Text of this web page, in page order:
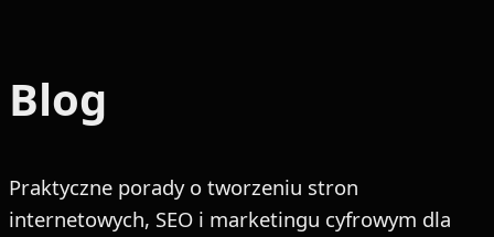
Blog
Praktyczne porady o tworzeniu stron
internetowych, SEO i marketingu cyfrowym dla